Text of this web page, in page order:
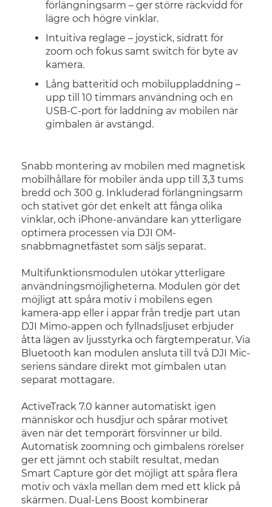
förlängningsarm – ger större räckvidd för
lägre och högre vinklar.
Intuitiva reglage – joystick, sidratt för
zoom och fokus samt switch för byte av
kamera.
Lång batteritid och mobiluppladdning –
upp till 10 timmars användning och en
USB-C-port för laddning av mobilen när
gimbalen är avstängd.
Snabb montering av mobilen med magnetisk
mobilhållare för mobiler ända upp till 3,3 tums
bredd och 300 g. Inkluderad förlängningsarm
och stativet gör det enkelt att fånga olika
vinklar, och iPhone-användare kan ytterligare
optimera processen via DJI OM-
snabbmagnetfästet som säljs separat.
Multifunktionsmodulen utökar ytterligare
användningsmöjligheterna. Modulen gör det
möjligt att spåra motiv i mobilens egen
kamera-app eller i appar från tredje part utan
DJI Mimo-appen och fyllnadsljuset erbjuder
åtta lägen av ljusstyrka och färgtemperatur. Via
Bluetooth kan modulen ansluta till två DJI Mic-
seriens sändare direkt mot gimbalen utan
separat mottagare.
ActiveTrack 7.0 känner automatiskt igen
människor och husdjur och spårar motivet
även när det temporärt försvinner ur bild.
Automatisk zoomning och gimbalens rörelser
ger ett jämnt och stabilt resultat, medan
Smart Capture gör det möjligt att spåra flera
motiv och växla mellan dem med ett klick på
skärmen. Dual-Lens Boost kombinerar